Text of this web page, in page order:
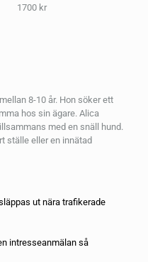
1700 kr
8-10 år. Hon söker ett
hos sin ägare. Alica
med en snäll hund.
ställe eller en innätad
ut nära trafikerade
intresseanmälan så